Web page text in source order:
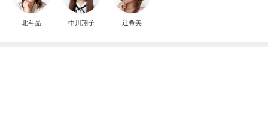
北斗晶 中川翔子 辻希美